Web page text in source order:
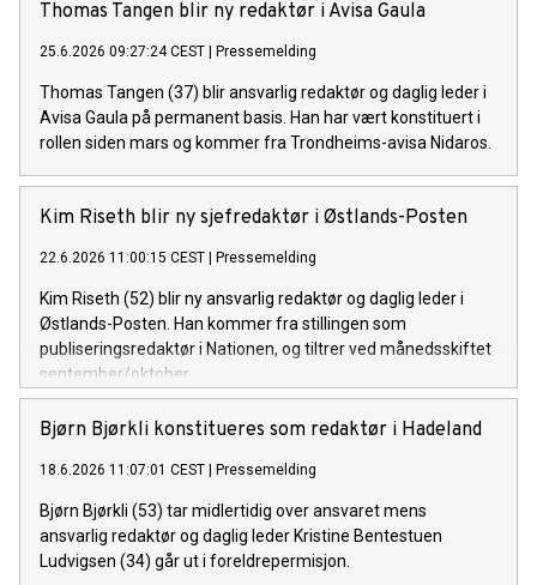
Thomas Tangen blir ny redaktør i Avisa Gaula
25.6.2026 09:27:24 CEST Pressemelding
Thomas Tangen (37) blir ansvarlig redaktør og daglig leder i
Avisa Gaula på permanent basis. Han har vært konstituert i
rollen siden mars og kommer fra Trondheims-avisa Nidaros.
Kim Riseth blir ny sjefredaktør i Østlands-Posten
22.6.2026 11:00:15 CEST Pressemelding
Kim Riseth (52) blir ny ansvarlig redaktør og daglig leder i
Østlands-Posten. Han kommer fra stillingen som
publiseringsredaktør i Nationen, og tiltrer ved månedsskiftet
september/oktober.
Bjørn Bjørkli konstitueres som redaktør i Hadeland
18.6.2026 11:07:01 CEST Pressemelding
Bjørn Bjørkli (53) tar midlertidig over ansvaret mens
ansvarlig redaktør og daglig leder Kristine Bentestuen
Ludvigsen (34) går ut i foreldrepermisjon.